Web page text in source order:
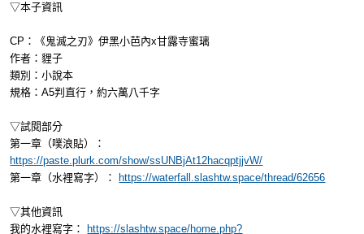
▽本子資訊
CP：《鬼滅之刃》伊黑小芭內x甘露寺蜜璃
作者：貍子
類別：小說本
規格：A5判直行，約六萬八千字
▽試閱部分
第一章（噗浪貼）：
https://paste.plurk.com/show/ssUNBjAt12hacqptjjvW/
第一章（水裡寫字）：
https://waterfall.slashtw.space/thread/62656
▽其他資訊
我的水裡寫字：
https://slashtw.space/home.php?